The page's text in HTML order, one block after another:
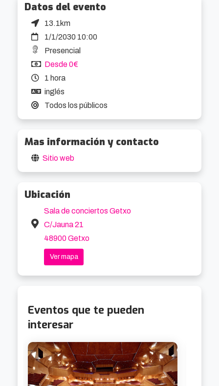
Datos del evento
13.1km
1/1/2030 10:00
Presencial
Desde 0€
1 hora
inglés
Todos los públicos
Mas información y contacto
Sitio web
Ubicación
Sala de conciertos Getxo
C/Jauna 21
48900 Getxo
Ver mapa
Eventos que te pueden
interesar